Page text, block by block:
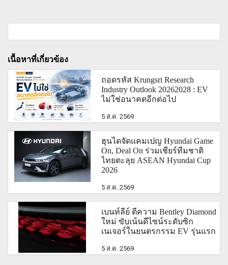
เนื้อหาที่เกี่ยวข้อง
ถอดรหัส Krungsri Research
Industry Outlook 20262028 : EV
ไม่ใช่อนาคตอีกต่อไป
5 ส.ค. 2569
ฮุนไดจัดแคมเปญ Hyundai Game
On, Deal On ร่วมเชียร์ทีมชาติ
ไทยตะลุย ASEAN Hyundai Cup
2026
5 ส.ค. 2569
เบนท์ลีย์ ตีความ Bentley Diamond
ใหม่ ขับเน้นดีไซน์ระดับซิก
เนเจอร์ในยนตรกรรม EV รุ่นแรก
5 ส.ค. 2569